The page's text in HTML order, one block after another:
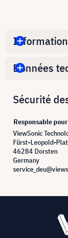
Données
Sécurité
Responsable
ViewSonic
Fürst-Leopold-
46284 Dorsten
Germany